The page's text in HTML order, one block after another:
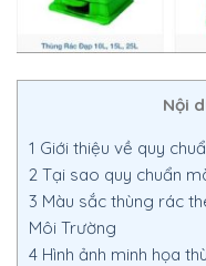
Nội
1 Giới thiệu về quy
2 Tại sao quy chuẩn
3 Màu sắc thùng rác
Môi Trường
4 Hình ảnh minh họa